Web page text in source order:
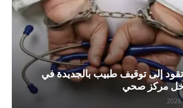
إلى توقيف طبيب بالجديدة في
مركز صحي